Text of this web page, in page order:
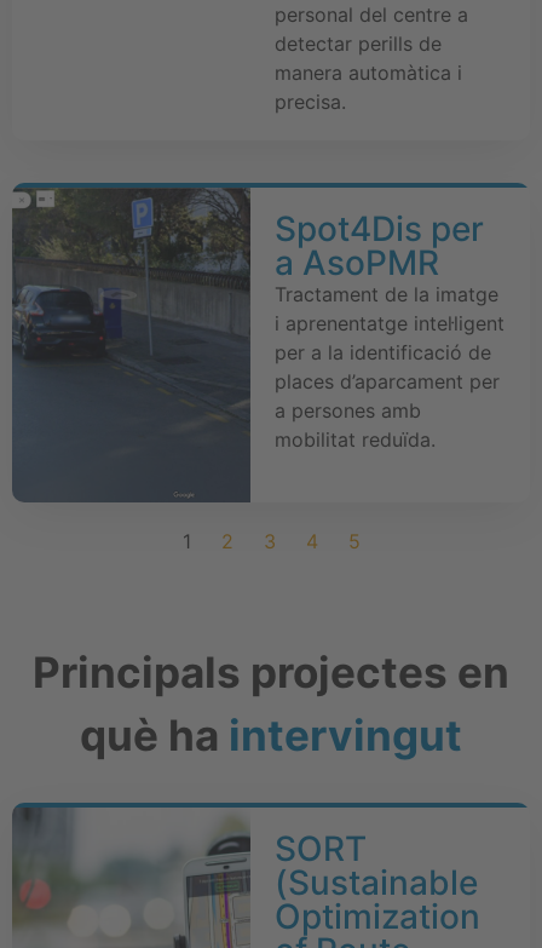
personal del centre a
detectar perills de
manera automàtica i
precisa.
Spot4Dis per
a AsoPMR
Tractament de la imatge
i aprenentatge intel·ligent
per a la identificació de
places d’aparcament per
a persones amb
mobilitat reduïda.
1 2 3 4 5
Principals projectes en
què ha intervingut
SORT
(Sustainable
Optimization